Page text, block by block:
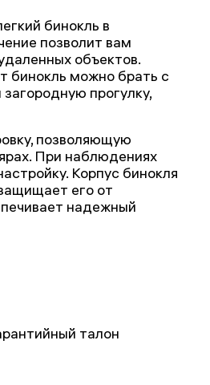
бинокль в
позволит вам
объектов.
бинокль можно брать с
прогулку,
позволяющую
При наблюдениях
Корпус бинокля
его от
надежный
талон